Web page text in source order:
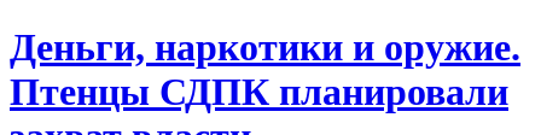
Деньги, наркотики и оружие.
Птенцы СДПК планировали